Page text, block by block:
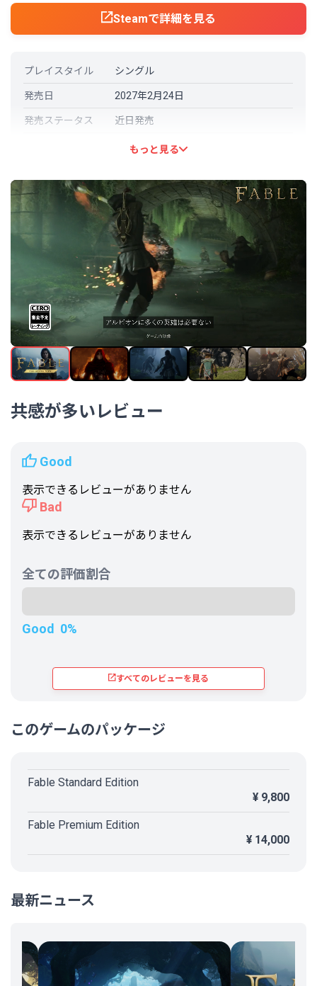
Steamで詳細を見る
プレイスタイル シングル
発売日 2027年2月24日
発売ステータス 近日発売
Playground Games
言語対応
日本語: 対応
その他の言語
英語 (フル音声対応)
中国語（簡体字）
フランス語
イタリア語
ドイツ語 (フル音声対応)
スペイン語 - スペイン
ポーランド語
ポルトガル語－ブラジル (フル音声対
応)
スペイン語－ラテンアメリカ (フル音
平均実績解除率 -
もっと見る
共感が多いレビュー
Good
表示できるレビューがありません
Bad
表示できるレビューがありません
全ての評価割合
Good 0%
すべてのレビューを見る
このゲームのパッケージ
Fable Standard Edition
¥ 9,800
Fable Premium Edition
¥ 14,000
最新ニュース